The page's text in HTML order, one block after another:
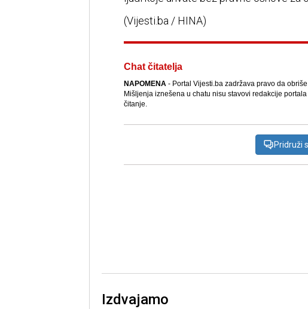
(Vijesti.ba / HINA)
Chat čitatelja
NAPOMENA- Portal Vijesti.ba zadržava pravo da
Mišljenja iznešena u chatu nisu stavovi redakcije
čitanje.
Pridruži
Izdvajamo